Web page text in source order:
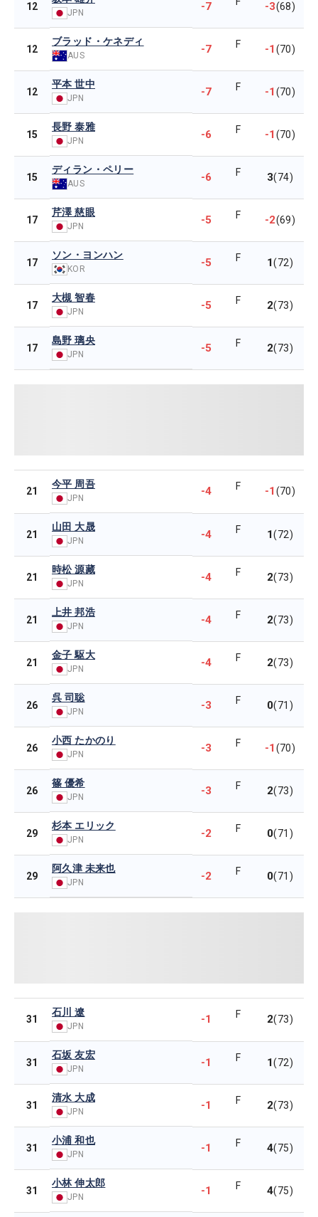
12
JPN -7 -3(68)
12
ブラッド・ケネディ
AUS -7 F -1(70)
12
平本 世中
JPN -7 F -1(70)
15
長野 泰雅
JPN -6 F -1(70)
15
ディラン・ペリー
AUS -6 F 3(74)
17
芹澤 慈眼
JPN -5 F -2(69)
17
ソン・ヨンハン
KOR -5 F 1(72)
17
大槻 智春
JPN -5 F 2(73)
17
島野 璃央
JPN -5 F 2(73)
21
今平 周吾
JPN
-4 F -1(70)
21
山田 大晟
JPN -4 F 1(72)
21
時松 源藏
JPN -4 F 2(73)
21
上井 邦浩
JPN -4 F 2(73)
21
金子 駆大
JPN -4 F 2(73)
26
呉 司聡
JPN -3 F 0(71)
26
小西 たかのり
JPN -3 F -1(70)
26
篠 優希
JPN -3 F 2(73)
29
杉本 エリック
JPN -2 F 0(71)
29
阿久津 未来也
JPN -2 F 0(71)
31
石川 遼
JPN
-1 F 2(73)
31
石坂 友宏
JPN -1 F 1(72)
31
清水 大成
JPN -1 F 2(73)
31
小浦 和也
JPN -1 F 4(75)
31
小林 伸太郎
JPN -1 F 4(75)